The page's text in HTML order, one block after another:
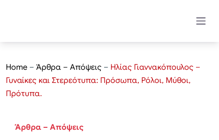
Home – Άρθρα – Απόψεις – Ηλίας Γιαννακόπουλος –
Γυναίκες και Στερεότυπα: Πρόσωπα, Ρόλοι, Μύθοι,
Πρότυπα.
Άρθρα – Απόψεις